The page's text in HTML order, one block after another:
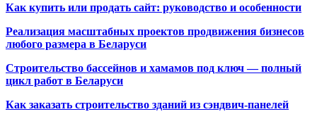
Как купить или продать сайт: руководство и особенности
Реализация масштабных проектов продвижения бизнесов
любого размера в Беларуси
Строительство бассейнов и хамамов под ключ — полный
цикл работ в Беларуси
Как заказать строительство зданий из сэндвич-панелей